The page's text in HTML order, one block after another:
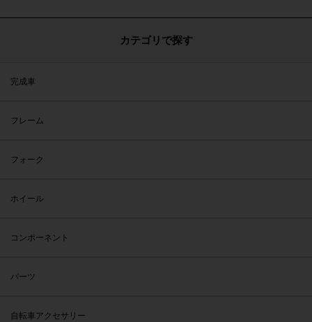
カテゴリで探す
完成車
フレーム
フォーク
ホイール
コンポーネント
パーツ
自転車アクセサリー